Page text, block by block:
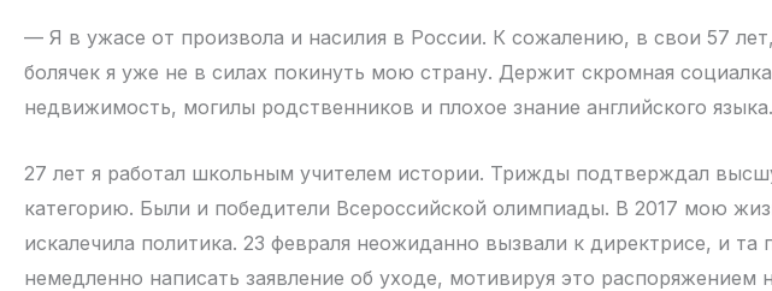
— Я в ужасе от произвола и насилия в России. К сожалению, в свои 57
болячек я уже не в силах покинуть мою страну. Держит скромная
недвижимость, могилы родственников и плохое знание английского языка.
27 лет я работал школьным учителем истории. Трижды подтверждал
категорию. Были и победители Всероссийской олимпиады. В 2017 мою
искалечила политика. 23 февраля неожиданно вызвали к директрисе, и та
немедленно написать заявление об уходе, мотивируя это распоряжением